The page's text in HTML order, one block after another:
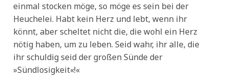
einmal stocken möge, so möge es sein bei der
Heuchelei. Habt kein Herz und lebt, wenn ihr
könnt, aber scheltet nicht die, die wohl ein Herz
nötig haben, um zu leben. Seid wahr, ihr alle, die
ihr schuldig seid der großen Sünde der
»Sündlosigkeit«!«